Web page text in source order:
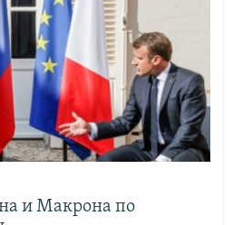
и Макрона по